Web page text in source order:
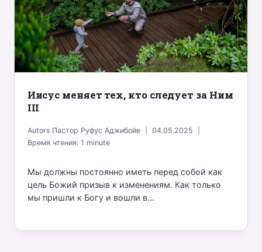
Иисус меняет тех, кто следует за Ним
III
Autors Пастор Руфус Аджибойе
04.05.2025
Время чтения:1 minute
Мы должны постоянно иметь перед собой как
цель Божий призыв к изменениям. Как только
мы пришли к Богу и вошли в...